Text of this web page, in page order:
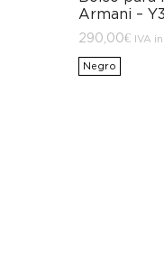
Armani –
290,00€ IVA
Negro